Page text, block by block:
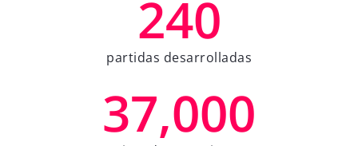
240
partidas desarrolladas
37,000